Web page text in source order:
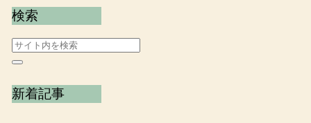
検索
新着記事